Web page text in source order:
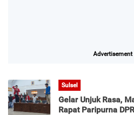
Advertisement
Sulsel
Gelar Unjuk Rasa,
Rapat Paripurna